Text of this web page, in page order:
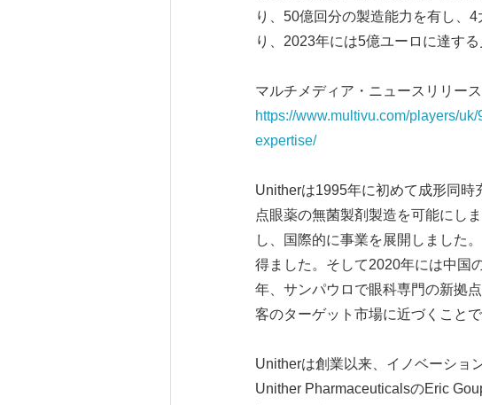
り、50億回分の製造能力を有し、
り、2023年には5億ユーロに達する
マルチメディア・ニュースリリー
https://www.multivu.com/players/
expertise/
Unitherは1995年に初めて成形同時
点眼薬の無菌製剤製造を可能にし
し、国際的に事業を展開しました
得ました。そして2020年には中国
年、サンパウロで眼科専門の新拠
客のターゲット市場に近づくこと
Unitherは創業以来、イノベーショ
Unither PharmaceuticalsのEric